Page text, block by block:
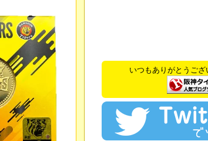
いつもありがとうご